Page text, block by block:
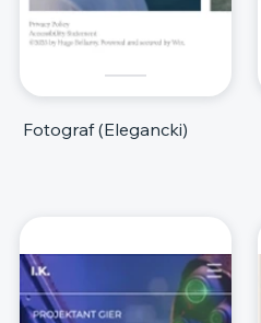
Fotograf (Elegancki)